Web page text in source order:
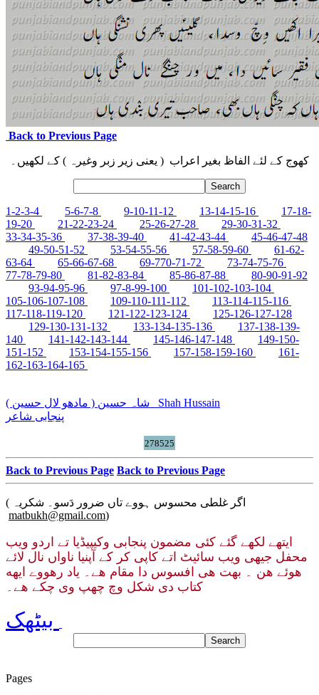
Back to Previous Page
کھوج کے لئے الفاظ بغیر اعراب ( یعنی زیر زبر وغیرہ ) کے لکھیں۔
1-2-3-4 5-6-7-8 9-10-11-12 13-14-15-16
17-18-
19-20
21-22-23-24 25-26-27-28
29-30-31-32
33-34-35-36
37-38-39-40 41-42-43-44
45-46-47-48
49-50-51-52
53-54-55-56 57-58-59-60
61-62-
63-64
65-66-67-68 69-770-71-72
73-74-75-76
77-78-79-80
81-82-83-84 85-86-87-88
80-90-91-92
93-94-95-96
97-8-99-100
101-102-103-104
105-106-107-108
109-110-111-112
113-114-115-116
117-118-119-120
121-122-123-124
125-126-127-128
129-130-131-132
133-134-135-136
137-138-139-
140
141-142-143-144 145-146-147-148
149-150-
151-152
153-154-155-156 157-158-159-160
161-
162-163-164-165
Shah Hussain
پنجابی شاعر
278525
Back to Previous Page Back to Previous Page
( اگر غلطی محسوس ہووے تاں ضرور دَسو۔ شکریہ
matbukh@gmail.com)
ایتھے لکھے گئے کئی مضمون پنجابی وکیپیڈیا تے اردو ویب
محفل جیهی ویب سائیٹ اتے کاپی کر کے آپنیا ناواں نال لائے
هوئے هن ۔ بهت هی افسوس دا مقام هے۔ یاد رهووے ایهه
کتاب دی شکل وچ چھپ وی چکے هے۔
Pages